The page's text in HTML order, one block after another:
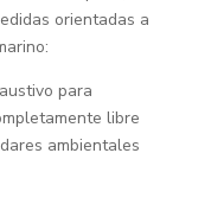
orientadas a
para
libre
ambientales